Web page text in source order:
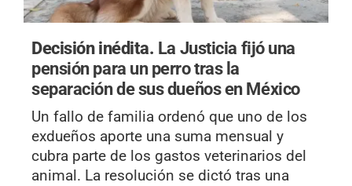
Decisión inédita. La Justicia fijó una
pensión para un perro tras la
separación de sus dueños en México
Un fallo de familia ordenó que uno de los
exdueños aporte una suma mensual y
cubra parte de los gastos veterinarios del
animal. La resolución se dictó tras una